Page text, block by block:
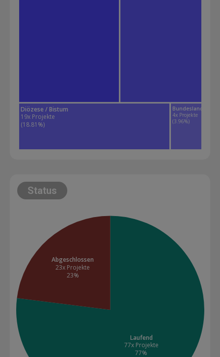
Diözese / Bistum
19x Projekte
(18.81%)
Bundesland
4x Projekte
(3.96%)
Status
Laufend
77x Projekte
77%
Abgeschlossen
23x Projekte
23%